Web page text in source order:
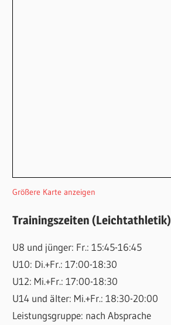
Größere Karte anzeigen
Trainingszeiten (Leichtathletik)
U8 und jünger: Fr.: 15:45-16:45
U10: Di.+Fr.: 17:00-18:30
U12: Mi.+Fr.: 17:00-18:30
U14 und älter: Mi.+Fr.: 18:30-20:00
Leistungsgruppe: nach Absprache